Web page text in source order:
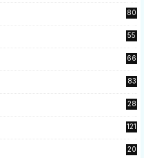
80
55
66
83
28
121
20